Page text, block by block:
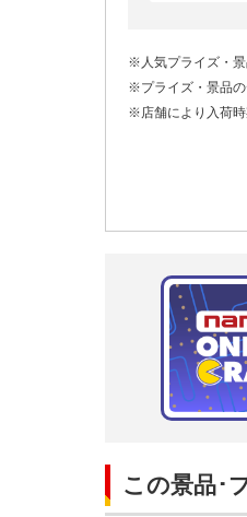
※人気プライズ・景
※プライズ・景品の
※店舗により入荷時
この景品･